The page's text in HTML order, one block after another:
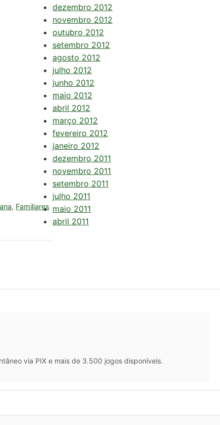
, Familiares
dezembro 2012
novembro 2012
outubro 2012
setembro 2012
agosto 2012
julho 2012
junho 2012
maio 2012
abril 2012
março 2012
fevereiro 2012
janeiro 2012
dezembro 2011
novembro 2011
setembro 2011
julho 2011
maio 2011
abril 2011
via PIX e mais de 3.500 jogos disponíveis.